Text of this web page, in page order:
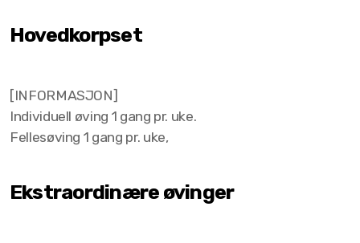
Hovedkorpset
[INFORMASJON]
Individuell øving 1 gang pr. uke.
Fellesøving 1 gang pr. uke,
Ekstraordinære øvinger